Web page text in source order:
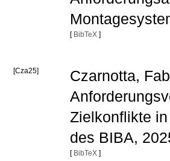
[ BibTeX ]
[Cza25]
Czarnotta,
Zielkonflikte
des BIBA,
[ BibTeX ]